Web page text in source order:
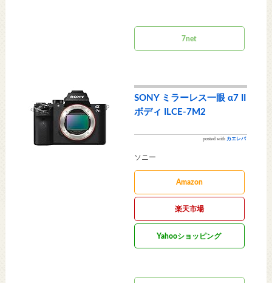
7net
SONY ミラーレス一眼 α7 II
ボディ ILCE-7M2
posted with カエレバ
ソニー
Amazon
楽天市場
Yahooショッピング